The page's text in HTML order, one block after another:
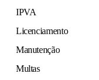
IPVA
Licenciamento
Manutenção
Multas